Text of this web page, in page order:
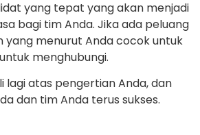
yang tepat yang akan menjadi
bagi tim Anda. Jika ada peluang
yang menurut Anda cocok untuk
menghubungi.
lagi atas pengertian Anda, dan
dan tim Anda terus sukses.